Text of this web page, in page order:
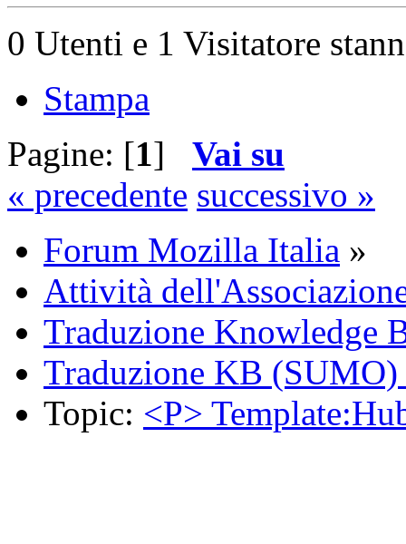
0 Utenti e 1 Visitatore
Stampa
Pagine: [1] Vai su
« precedente successivo »
Forum Mozilla Italia »
Attività
Traduzione Knowledge
Traduzione KB
Topic: <P>